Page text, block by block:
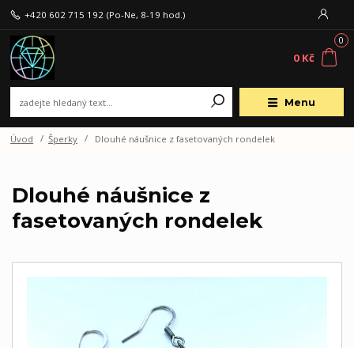
Menu
+420 602 715 192 (Po-Ne, 8-19 hod.)
0
0 Kč
Úvod Šperky Dlouhé náušnice z fasetovaných rondelek
Dlouhé náušnice z
fasetovaných rondelek